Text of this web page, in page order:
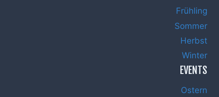
Frühling
Sommer
Herbst
Winter
EVENTS
Ostern